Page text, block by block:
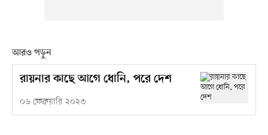
আরও পড়ুন
রায়নার কাছে আগে ধোনি, পরে দেশ
০৬ ফেব্রুয়ারি ২০২৩